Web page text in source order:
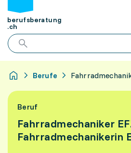
berufsberatung
.ch
Berufe
Beruf
Fahrradmechaniker
Fahrradmechanikerin